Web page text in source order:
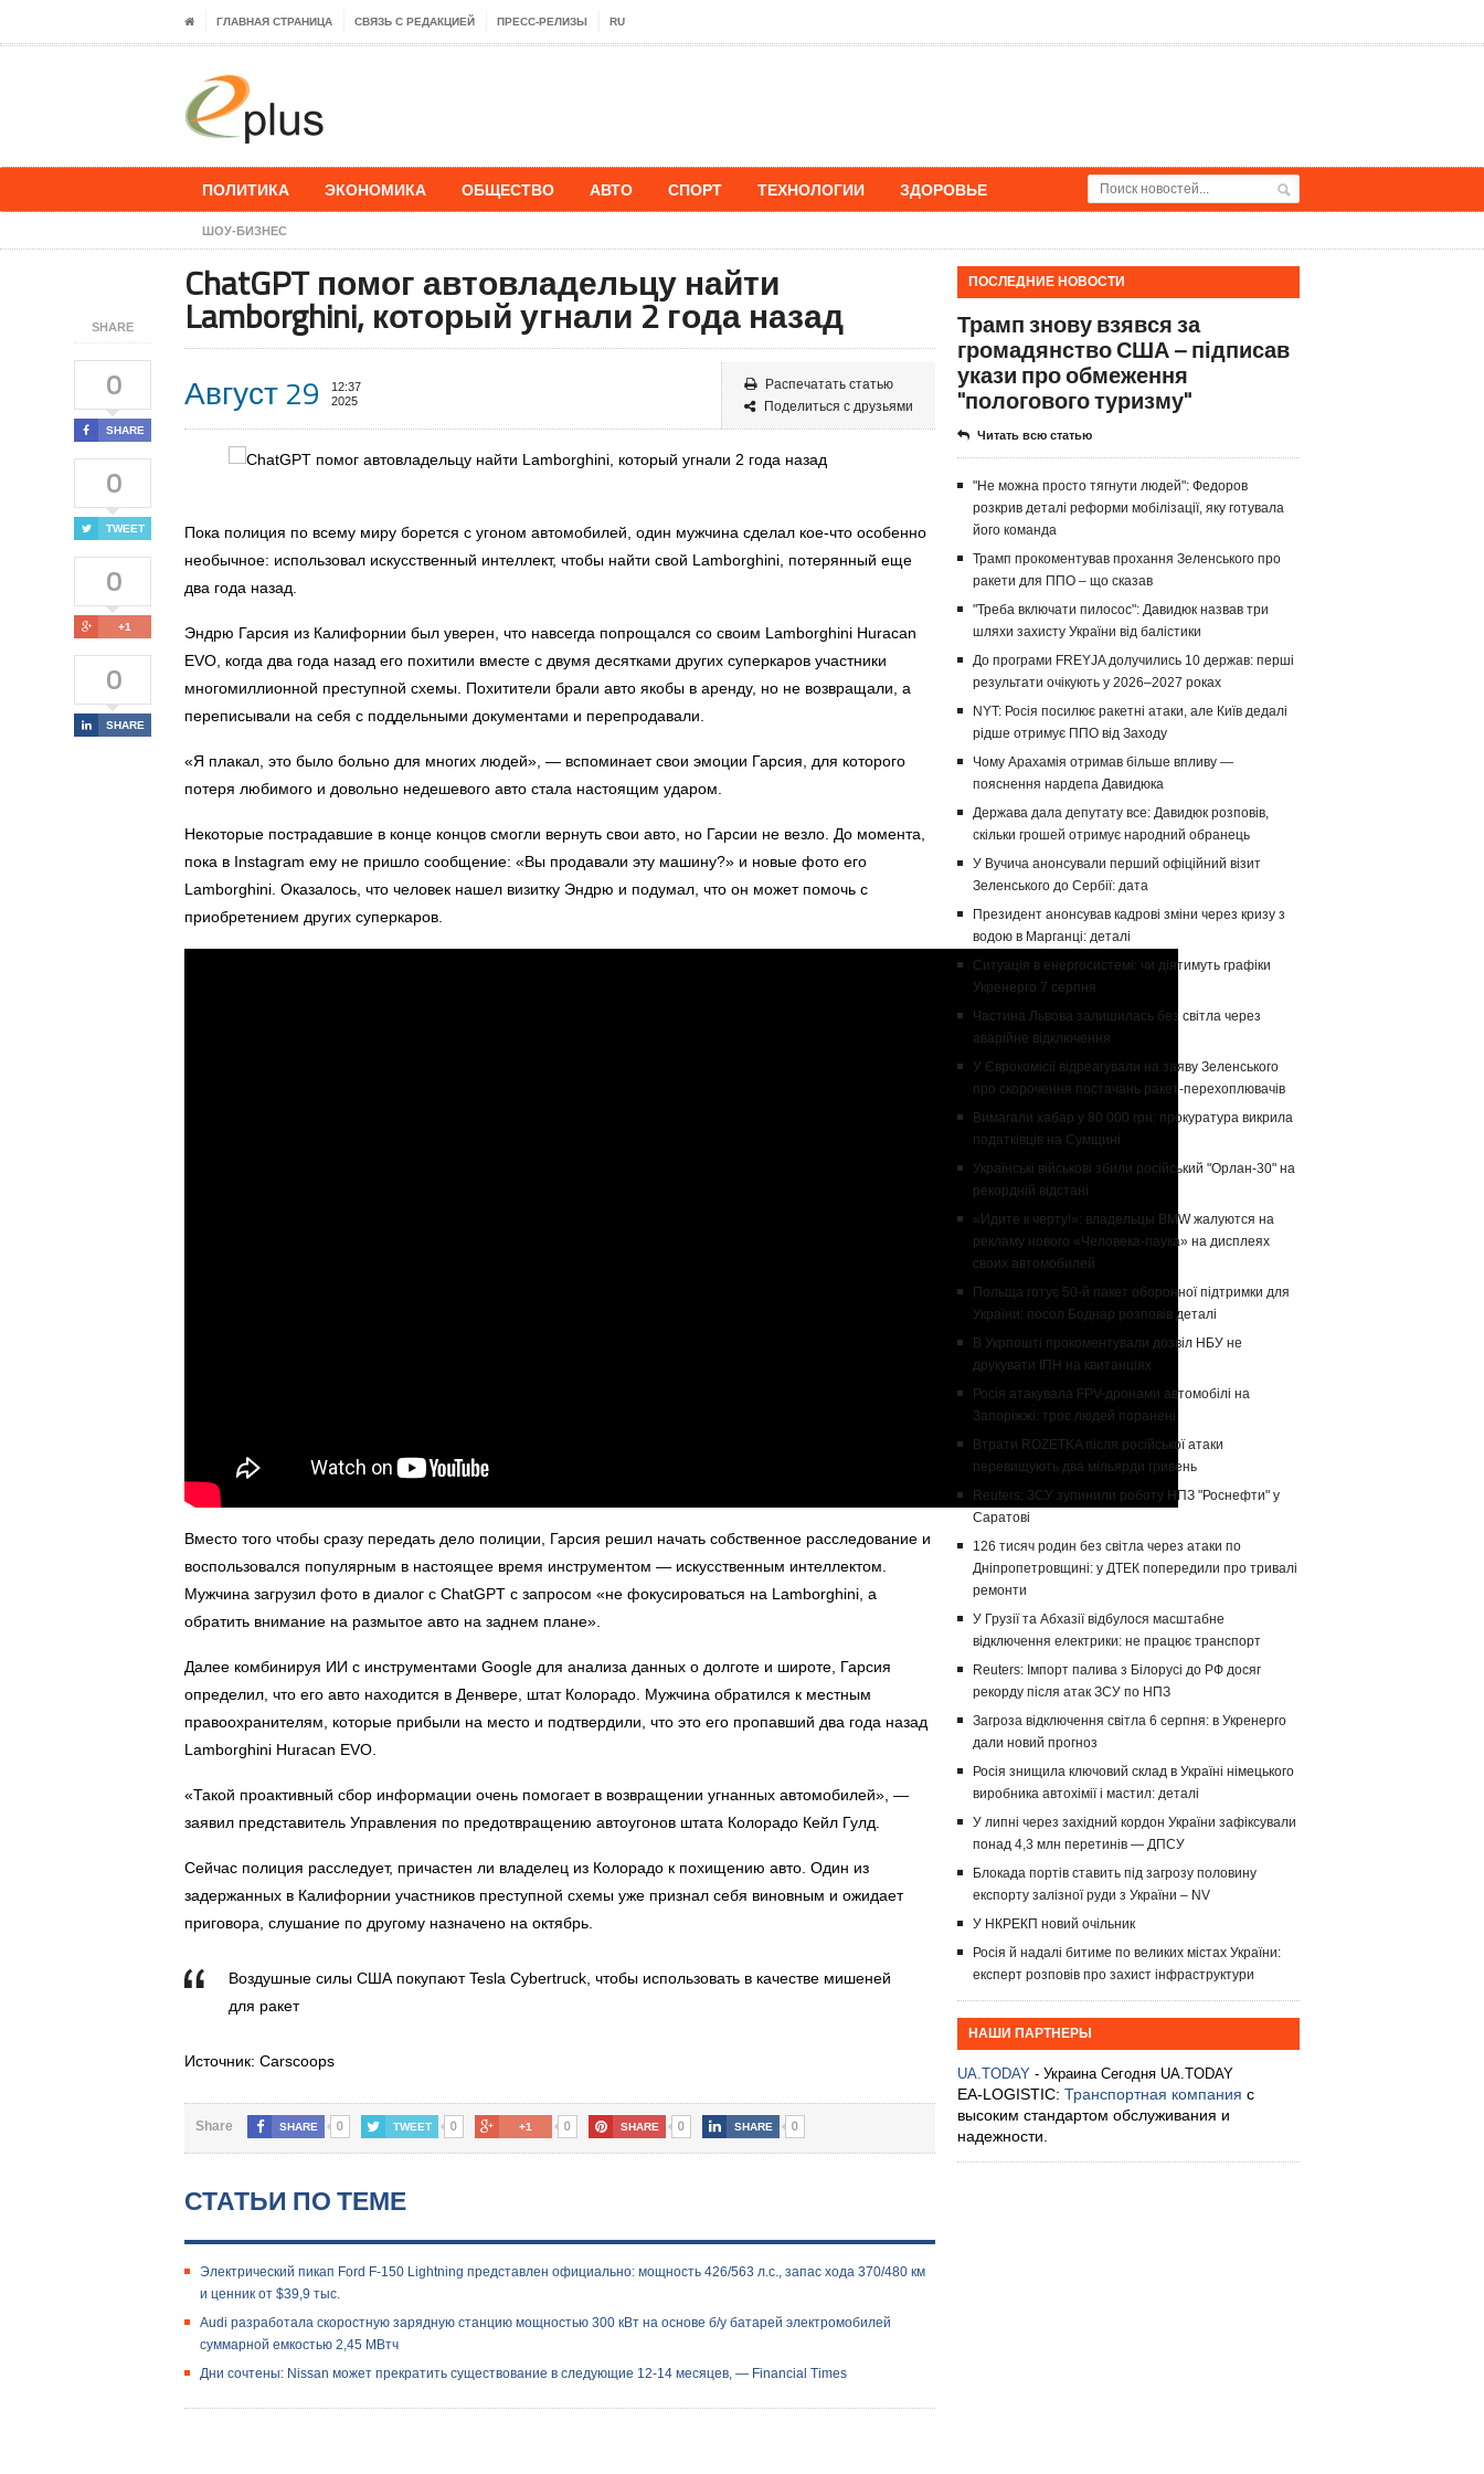
ГЛАВНАЯ СТРАНИЦА СВЯЗЬ С РЕДАКЦИЕЙ ПРЕСС-РЕЛИЗЫ RU
ПОЛИТИКА ЭКОНОМИКА ОБЩЕСТВО АВТО СПОРТ ТЕХНОЛОГИИ ЗДОРОВЬЕ
ШОУ-БИЗНЕС
SHARE
0
SHARE
0
TWEET
0
+1
0
SHARE
ChatGPT помог автовладельцу найти
Lamborghini, который угнали 2 года назад
Август 29
12:37
2025
Распечатать статью
Поделиться с друзьями
Пока полиция по всему миру борется с угоном автомобилей, один мужчина сделал кое-что особенно
необычное: использовал искусственный интеллект, чтобы найти свой Lamborghini, потерянный еще
два года назад.
Эндрю Гарсия из Калифорнии был уверен, что навсегда попрощался со своим Lamborghini Huracan
EVO, когда два года назад его похитили вместе с двумя десятками других суперкаров участники
многомиллионной преступной схемы. Похитители брали авто якобы в аренду, но не возвращали, а
переписывали на себя с поддельными документами и перепродавали.
«Я плакал, это было больно для многих людей», — вспоминает свои эмоции Гарсия, для которого
потеря любимого и довольно недешевого авто стала настоящим ударом.
Некоторые пострадавшие в конце концов смогли вернуть свои авто, но Гарсии не везло. До момента,
пока в Instagram ему не пришло сообщение: «Вы продавали эту машину?» и новые фото его
Lamborghini. Оказалось, что человек нашел визитку Эндрю и подумал, что он может помочь с
приобретением других суперкаров.
Вместо того чтобы сразу передать дело полиции, Гарсия решил начать собственное расследование и
воспользовался популярным в настоящее время инструментом — искусственным интеллектом.
Мужчина загрузил фото в диалог с ChatGPT с запросом «не фокусироваться на Lamborghini, а
обратить внимание на размытое авто на заднем плане».
Далее комбинируя ИИ с инструментами Google для анализа данных о долготе и широте, Гарсия
определил, что его авто находится в Денвере, штат Колорадо. Мужчина обратился к местным
правоохранителям, которые прибыли на место и подтвердили, что это его пропавший два года назад
Lamborghini Huracan EVO.
«Такой проактивный сбор информации очень помогает в возвращении угнанных автомобилей», —
заявил представитель Управления по предотвращению автоугонов штата Колорадо Кейл Гулд.
Сейчас полиция расследует, причастен ли владелец из Колорадо к похищению авто. Один из
задержанных в Калифорнии участников преступной схемы уже признал себя виновным и ожидает
приговора, слушание по другому назначено на октябрь.
Воздушные силы США покупают Tesla Cybertruck, чтобы использовать в качестве мишеней
для ракет
Источник: Carscoops
Share SHARE 0 TWEET 0 +1 0 SHARE 0 SHARE 0
СТАТЬИ ПО ТЕМЕ
Электрический пикап Ford F-150 Lightning представлен официально: мощность 426/563 л.с., запас хода 370/480 км
и ценник от $39,9 тыс.
Audi разработала скоростную зарядную станцию мощностью 300 кВт на основе б/у батарей электромобилей
суммарной емкостью 2,45 МВтч
Дни сочтены: Nissan может прекратить существование в следующие 12-14 месяцев, — Financial Times
ПОСЛЕДНИЕ НОВОСТИ
Трамп знову взявся за
громадянство США – підписав
укази про обмеження
"пологового туризму"
Читать всю статью
"Не можна просто тягнути людей": Федоров
розкрив деталі реформи мобілізації, яку готувала
його команда
Трамп прокоментував прохання Зеленського про
ракети для ППО – що сказав
"Треба включати пилосос": Давидюк назвав три
шляхи захисту України від балістики
До програми FREYJA долучились 10 держав: перші
результати очікують у 2026–2027 роках
NYT: Росія посилює ракетні атаки, але Київ дедалі
рідше отримує ППО від Заходу
Чому Арахамія отримав більше впливу —
пояснення нардепа Давидюка
Держава дала депутату все: Давидюк розповів,
скільки грошей отримує народний обранець
У Вучича анонсували перший офіційний візит
Зеленського до Сербії: дата
Президент анонсував кадрові зміни через кризу з
водою в Марганці: деталі
Ситуація в енергосистемі: чи діятимуть графіки
Укренерго 7 серпня
Частина Львова залишилась без світла через
аварійне відключення
У Єврокомісії відреагували на заяву Зеленського
про скорочення постачань ракет-перехоплювачів
Вимагали хабар у 80 000 грн: прокуратура викрила
податківців на Сумщині
Українські військові збили російський "Орлан-30" на
рекордній відстані
«Идите к черту!»: владельцы BMW жалуются на
рекламу нового «Человека-паука» на дисплеях
своих автомобилей
Польща готує 50-й пакет оборонної підтримки для
України: посол Боднар розповів деталі
В Укрпошті прокоментували дозвіл НБУ не
друкувати ІПН на квитанціях
Росія атакувала FPV-дронами автомобілі на
Запоріжжі: троє людей поранені
Втрати ROZETKA після російської атаки
перевищують два мільярди гривень
Reuters: ЗСУ зупинили роботу НПЗ "Роснефти" у
Саратові
126 тисяч родин без світла через атаки по
Дніпропетровщині: у ДТЕК попередили про тривалі
ремонти
У Грузії та Абхазії відбулося масштабне
відключення електрики: не працює транспорт
Reuters: Імпорт палива з Білорусі до РФ досяг
рекорду після атак ЗСУ по НПЗ
Загроза відключення світла 6 серпня: в Укренерго
дали новий прогноз
Росія знищила ключовий склад в Україні німецького
виробника автохімії і мастил: деталі
У липні через західний кордон України зафіксували
понад 4,3 млн перетинів — ДПСУ
Блокада портів ставить під загрозу половину
експорту залізної руди з України – NV
У НКРЕКП новий очільник
Росія й надалі битиме по великих містах України:
експерт розповів про захист інфраструктури
НАШИ ПАРТНЕРЫ
UA.TODAY - Украина Сегодня UA.TODAY
EA-LOGISTIC: Транспортная компания с
высоким стандартом обслуживания и
надежности.